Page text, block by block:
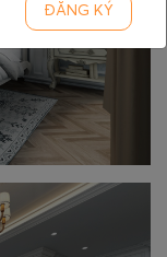
ĐĂNG KÝ